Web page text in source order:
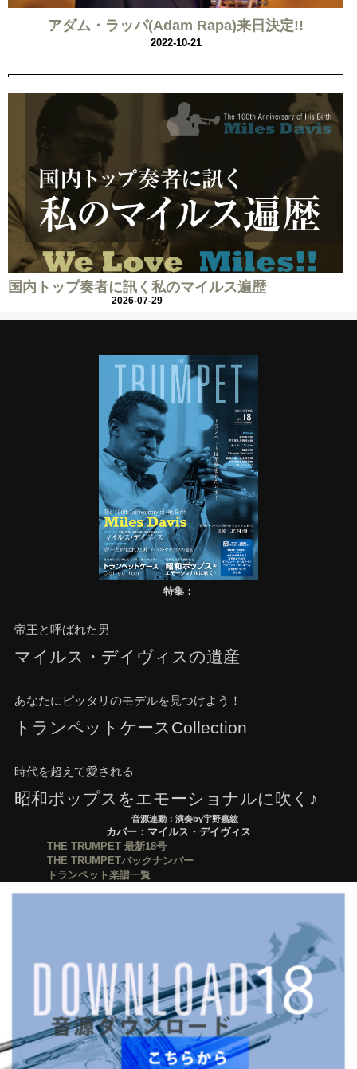
アダム・ラッパ(Adam Rapa)来日決定!!
2022-10-21
国内トップ奏者に訊く私のマイルス遍歴
2026-07-29
特集：
帝王と呼ばれた男
マイルス・デイヴィスの遺産
あなたにピッタリのモデルを見つけよう！
トランペットケースCollection
時代を超えて愛される
昭和ポップスをエモーショナルに吹く♪
音源連動：演奏by宇野嘉紘
カバー：マイルス・デイヴィス
THE TRUMPET 最新18号
THE TRUMPETバックナンバー
トランペット楽譜一覧